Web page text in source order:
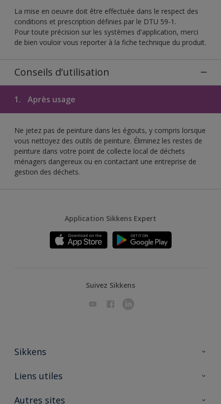
La mise en oeuvre doit être effectuée dans le respect des
conditions et prescription définies par le DTU 59-1.
Pour toute précision sur les systèmes d'application, merci
de bien vouloir vous reporter à la fiche technique du produit.
Conseils d’utilisation
1. Après usage
Ne jetez pas de peinture dans les égouts, y compris lorsque
vous nettoyez des outils de peinture. Éliminez les restes de
peinture dans votre point de collecte local de déchets
ménagers dangereux ou en contactant une entreprise de
gestion des déchets.
Application Sikkens Expert
Suivez Sikkens
Sikkens
A propos de Sikkens
Liens utiles
Ouvrir un magasin PASS
Autres sites